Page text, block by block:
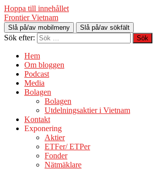
Hoppa till innehållet
Frontier Vietnam
Slå på/av mobilmeny Slå på/av sökfält
Sök efter:
Hem
Om bloggen
Podcast
Media
Bolagen
Bolagen
Utdelningsaktier i Vietnam
Kontakt
Exponering
Aktier
ETFer/ ETPer
Fonder
Nätmäklare